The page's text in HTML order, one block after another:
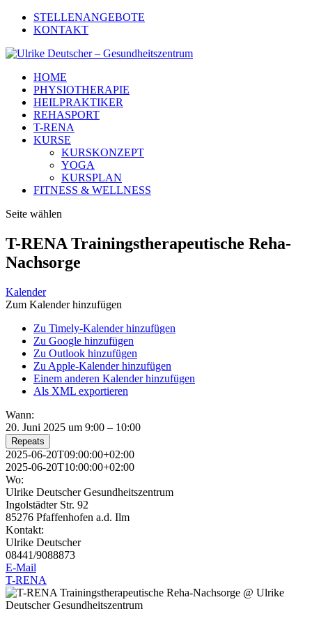
STELLENANGEBOTE
KONTAKT
HOME
PHYSIOTHERAPIE
HEILPRAKTIKER
REHASPORT
T-RENA
KURSE
KURSKONZEPT
YOGA
KURSPLAN
FITNESS & WELLNESS
Seite wählen
T-RENA Trainingstherapeutische Reha-
Nachsorge
Kalender
Zum Kalender hinzufügen
Zu Timely-Kalender hinzufügen
Zu Google hinzufügen
Zu Outlook hinzufügen
Zu Apple-Kalender hinzufügen
Einem anderen Kalender hinzufügen
Als XML exportieren
Wann:
20. Juni 2025 um 9:00 – 10:00
Repeats
2025-06-20T09:00:00+02:00
2025-06-20T10:00:00+02:00
Wo:
Ulrike Deutscher Gesundheitszentrum
Ingolstädter Str. 92
85276 Pfaffenhofen a.d. Ilm
Kontakt:
Ulrike Deutscher
08441/9088873
E-Mail
T-RENA